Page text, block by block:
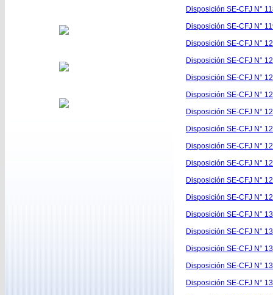
Disposición SE-CFJ N°
Disposición SE-CFJ N°
Disposición SE-CFJ N°
Disposición SE-CFJ N°
Disposición SE-CFJ N°
Disposición SE-CFJ N°
Disposición SE-CFJ N°
Disposición SE-CFJ N°
Disposición SE-CFJ N°
Disposición SE-CFJ N°
Disposición SE-CFJ N°
Disposición SE-CFJ N°
Disposición SE-CFJ N°
Disposición SE-CFJ N°
Disposición SE-CFJ N°
Disposición SE-CFJ N°
Disposición SE-CFJ N°